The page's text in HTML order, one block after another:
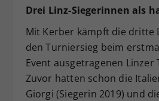
Drei Linz-Siegerinnen als
Mit Kerber kämpft die dritte
den Turniersieg beim
Event ausgetragenen Linzer
Zuvor hatten schon die
Giorgi (Siegerin 2019) und